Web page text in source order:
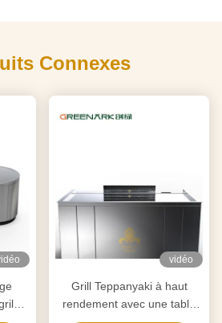
Connexes
vidéo
Grill Teppanyaki à haut
rendement avec une table